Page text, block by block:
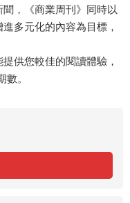
，《商業周刊》同時以
多元化的內容為目標，
供您較佳的閱讀體驗，
。